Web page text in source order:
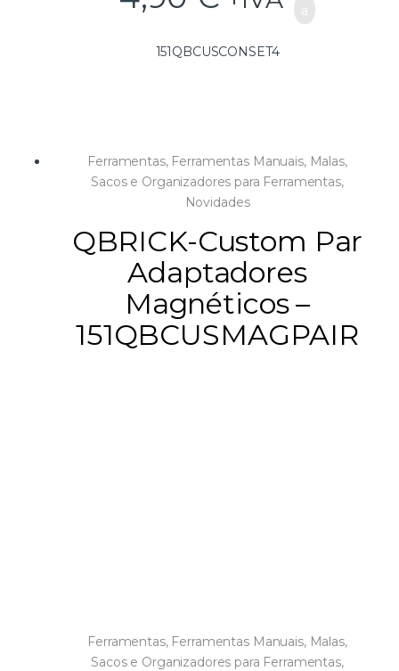
151QBCUSCONSET4
Ferramentas, Ferramentas Manuais, Malas,
Sacos e Organizadores para Ferramentas,
Novidades
QBRICK-Custom Par
Adaptadores
Magnéticos –
151QBCUSMAGPAIR
Ferramentas, Ferramentas Manuais, Malas,
Sacos e Organizadores para Ferramentas,